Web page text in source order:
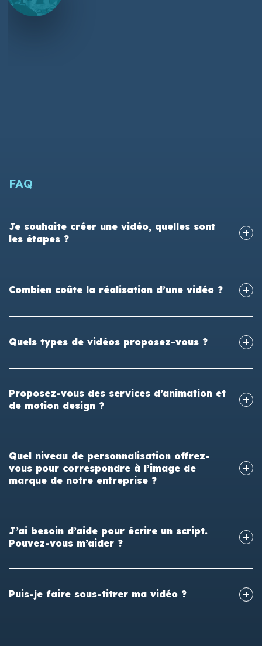
FAQ
Je souhaite créer une vidéo, quelles sont
les étapes ?
Combien coûte la réalisation d’une vidéo ?
Quels types de vidéos proposez-vous ?
Proposez-vous des services d’animation et
de motion design ?
Quel niveau de personnalisation offrez-
vous pour correspondre à l’image de
marque de notre entreprise ?
J’ai besoin d’aide pour écrire un script.
Pouvez-vous m’aider ?
Puis-je faire sous-titrer ma vidéo ?